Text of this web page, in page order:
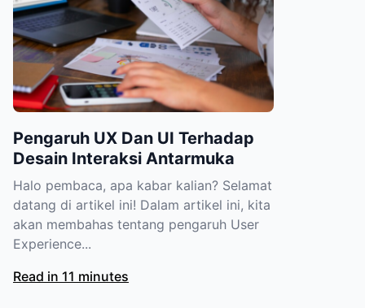
Pengaruh UX Dan UI Terhadap
Desain Interaksi Antarmuka
Halo pembaca, apa kabar kalian? Selamat
datang di artikel ini! Dalam artikel ini, kita
akan membahas tentang pengaruh User
Experience...
Read in 11 minutes